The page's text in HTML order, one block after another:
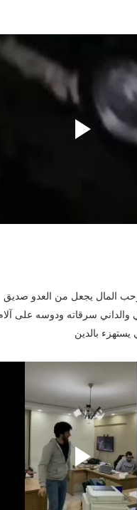
وحب المال يجعل من العدو صديق
سرقاته ودوسه على آلام
يستهزء بالدين